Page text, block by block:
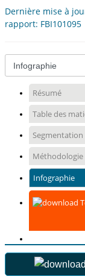
Dernière mise à
rapport: FBI101095
Résumé
Table des
Segmentation
Méthodologie
Infographie